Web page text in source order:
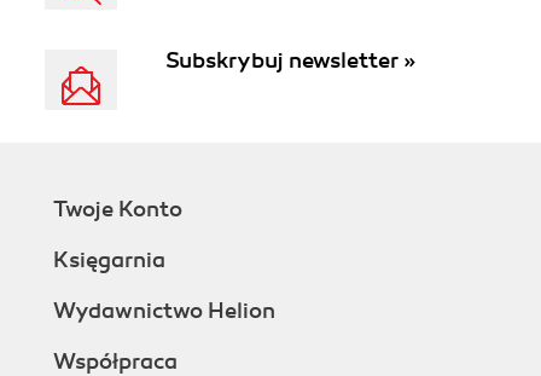
Subskrybuj newsletter »
Twoje Konto
Księgarnia
Wydawnictwo Helion
Współpraca